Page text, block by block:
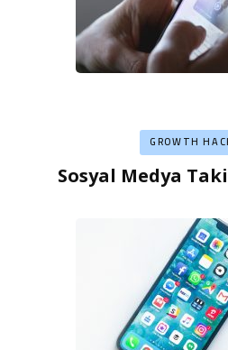
GROWTH
Sosyal Medya